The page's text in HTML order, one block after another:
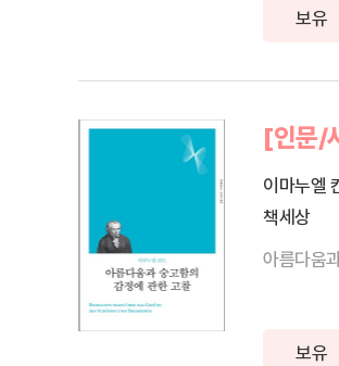
보유
[인문/
이마누엘
책세상
아름다움
보유